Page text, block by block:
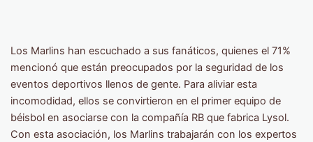
Los Marlins han escuchado a sus fanáticos, quienes el 71%
mencionó que están preocupados por la seguridad de los
eventos deportivos llenos de gente. Para aliviar esta
incomodidad, ellos se convirtieron en el primer equipo de
béisbol en asociarse con la compañía RB que fabrica Lysol.
Con esta asociación, los Marlins trabajarán con los expertos